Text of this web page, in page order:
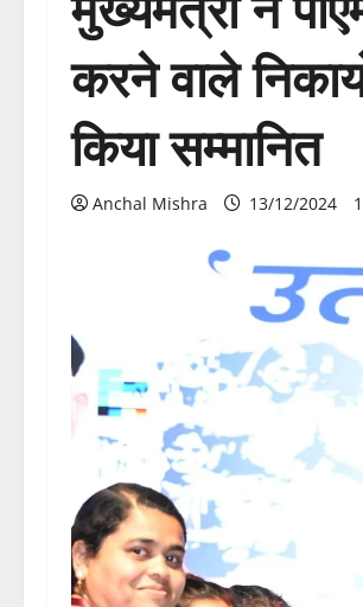
करने वाले
किया सम्मानित
Anchal Mishra 13/12/2024